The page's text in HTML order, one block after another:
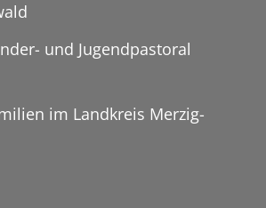
und Jugendpastoral
im Landkreis Merzig-